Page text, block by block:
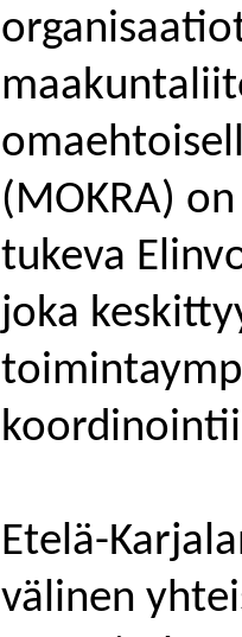
(MOKRA)
tukeva
joka
Etelä-
välinen